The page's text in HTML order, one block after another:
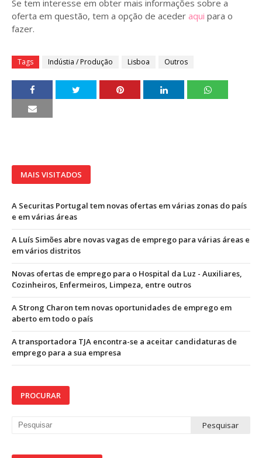
Se tem interesse em obter mais informações sobre a
oferta em questão, tem a opção de aceder aqui para o
fazer.
Tags Indústia / Produção Lisboa Outros
MAIS VISITADOS
A Securitas Portugal tem novas ofertas em várias zonas do país
e em várias áreas
A Luís Simões abre novas vagas de emprego para várias áreas e
em vários distritos
Novas ofertas de emprego para o Hospital da Luz - Auxiliares,
Cozinheiros, Enfermeiros, Limpeza, entre outros
A Strong Charon tem novas oportunidades de emprego em
aberto em todo o país
A transportadora TJA encontra-se a aceitar candidaturas de
emprego para a sua empresa
PROCURAR